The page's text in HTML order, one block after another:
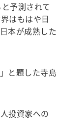
予測されて
はもはや日
本が成熟した
と題した寺島
投資家への